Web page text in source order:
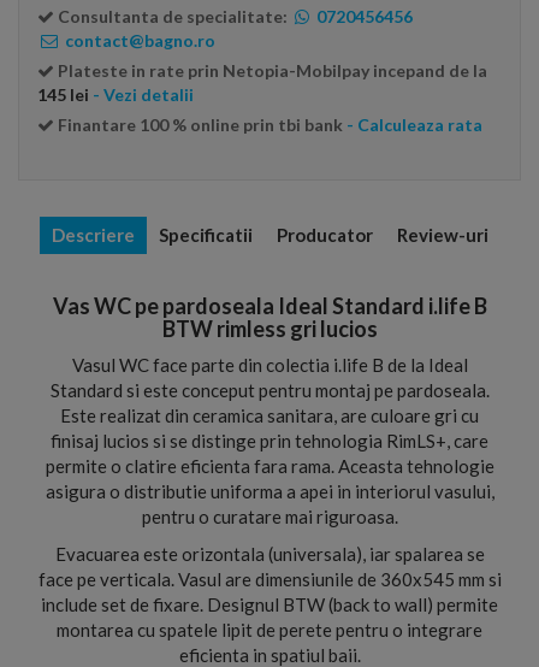
Consultanta de specialitate:
0720456456
contact@bagno.ro
Plateste in rate prin Netopia-Mobilpay incepand de la
145 lei - Vezi detalii
Finantare 100 % online prin tbi bank - Calculeaza rata
Descriere Specificatii Producator Review-uri
Vas WC pe pardoseala Ideal Standard i.life B
BTW rimless gri lucios
Vasul WC face parte din colectia i.life B de la Ideal
Standard si este conceput pentru montaj pe pardoseala.
Este realizat din ceramica sanitara, are culoare gri cu
finisaj lucios si se distinge prin tehnologia RimLS+, care
permite o clatire eficienta fara rama. Aceasta tehnologie
asigura o distributie uniforma a apei in interiorul vasului,
pentru o curatare mai riguroasa.
Evacuarea este orizontala (universala), iar spalarea se
face pe verticala. Vasul are dimensiunile de 360x545 mm si
include set de fixare. Designul BTW (back to wall) permite
montarea cu spatele lipit de perete pentru o integrare
eficienta in spatiul baii.